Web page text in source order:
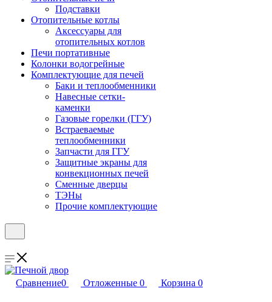
Подставки
Отопительные котлы
Аксессуары для
отопительных котлов
Печи портативные
Колонки водогрейные
Комплектующие для печей
Баки и теплообменники
Навесные сетки-
каменки
Газовые горелки (ГГУ)
Встраеваемые
теплообменники
Запчасти для ГГУ
Защитные экраны для
конвекционных печей
Сменные дверцы
ТЭНы
Прочие комплектующие
Сравнение0 Отложенные 0 Корзина 0